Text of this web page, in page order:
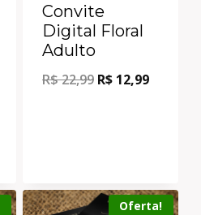
Convite
Digital Floral
Adulto
R$22,99 R$ 12,99
Oferta!